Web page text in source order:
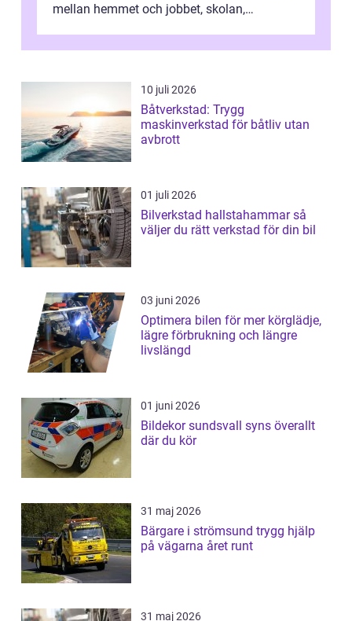
mellan hemmet och jobbet, skolan,
10 juli 2026
Båtverkstad: Trygg
maskinverkstad för båtliv utan
avbrott
01 juli 2026
Bilverkstad hallstahammar så
väljer du rätt verkstad för din bil
03 juni 2026
Optimera bilen för mer körglädje,
lägre förbrukning och längre
livslängd
01 juni 2026
Bildekor sundsvall syns överallt
där du kör
31 maj 2026
Bärgare i strömsund trygg hjälp
på vägarna året runt
31 maj 2026